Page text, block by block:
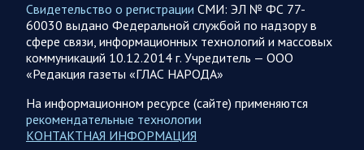
Бусаргин перед министерством сельского хозяйства
Саратовской области. Губернатор Саратовской области
Роман Бусаргин в Аткарске…
На Кумысной поляне Саратове проводится
дератизация
Свидетельство о регистрации СМИ: ЭЛ № ФС 77-
60030 выдано Федеральной службой по надзору в
сфере связи, информационных технологий и массовых
коммуникаций 10.12.2014 г. Учредитель — ООО
«Редакция газеты «ГЛАС НАРОДА»
На информационном ресурсе (сайте) применяются
рекомендательные технологии
КОНТАКТНАЯ ИНФОРМАЦИЯ